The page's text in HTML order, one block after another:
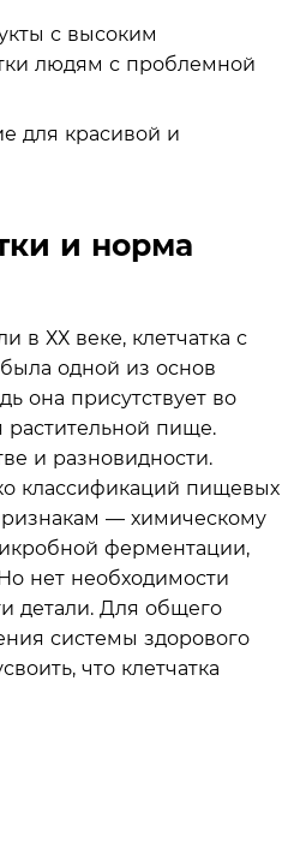
с высоким
людям с проблемной
и норма
в ХХ веке, клетчатка с
одной из основ
она присутствует во
пище.
и разновидности.
классификаций пищевых
— химическому
ферментации,
нет необходимости
детали. Для общего
системы здорового
что клетчатка